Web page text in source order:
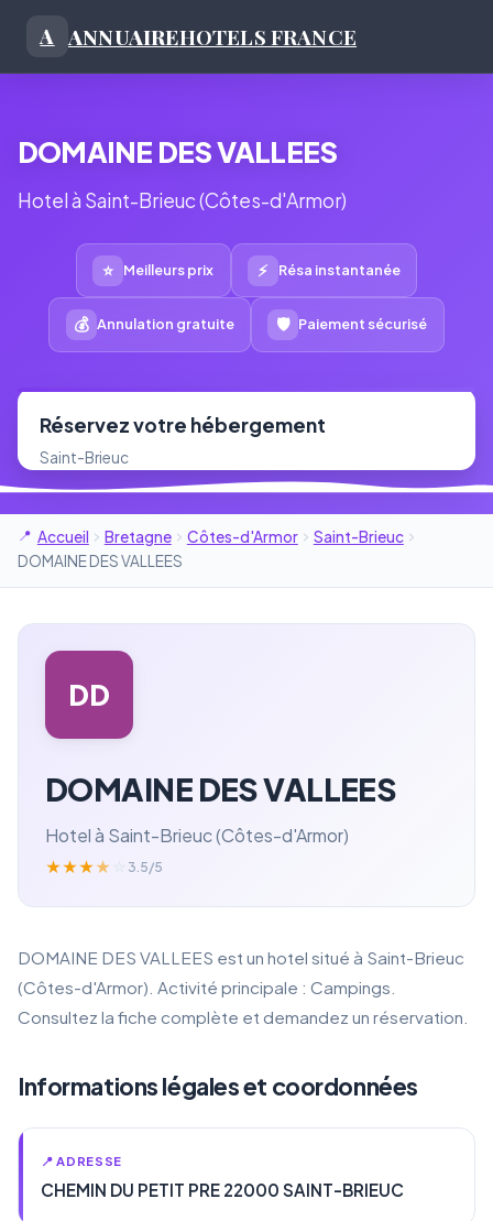
A ANNUAIREHOTELS FRANCE
DOMAINE DES VALLEES
Hotel à Saint-Brieuc (Côtes-d'Armor)
⭐ Meilleurs prix ⚡ Résa instantanée
💰 Annulation gratuite 🛡 Paiement sécurisé
Réservez votre hébergement
Saint-Brieuc
Accueil Bretagne Côtes-d'Armor
Saint-Brieuc
DOMAINE DES VALLEES
DD
DOMAINE DES VALLEES
Hotel à Saint-Brieuc (Côtes-d'Armor)
★★★★ 3.5/5
DOMAINE DES VALLEES est un hotel situé à Saint-Brieuc
(Côtes-d'Armor). Activité principale : Campings.
Consultez la fiche complète et demandez un réservation.
Informations légales et coordonnées
📍 ADRESSE
CHEMIN DU PETIT PRE 22000 SAINT-BRIEUC